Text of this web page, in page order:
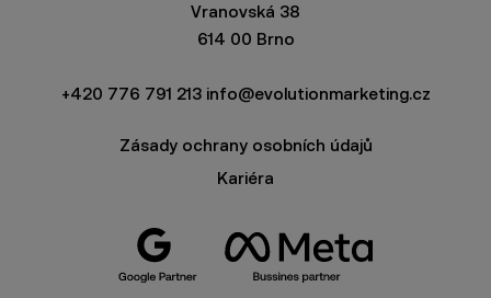
Vranovská 38
614 00 Brno
+420 776 791 213 info@evolutionmarketing.cz
Zásady ochrany osobních údajů
Kariéra